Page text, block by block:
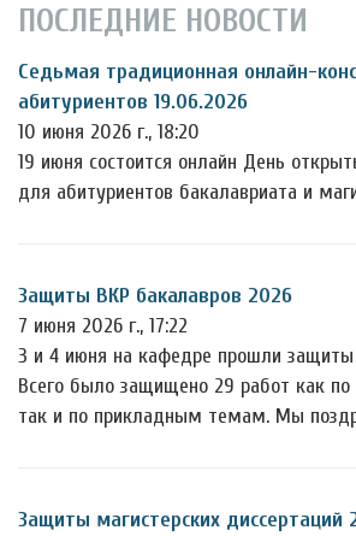
ПОСЛЕДНИЕ НОВОСТИ
Седьмая традиционная онлайн-
абитуриентов 19.06.2026
10 июня 2026 г., 18:20
19 июня состоится онлайн День
для абитуриентов бакалавриата и
Защиты ВКР бакалавров 2026
7 июня 2026 г., 17:22
3 и 4 июня на кафедре прошли защиты
Всего было защищено 29 работ как по
так и по прикладным темам. Мы
Защиты магистерских диссертаций